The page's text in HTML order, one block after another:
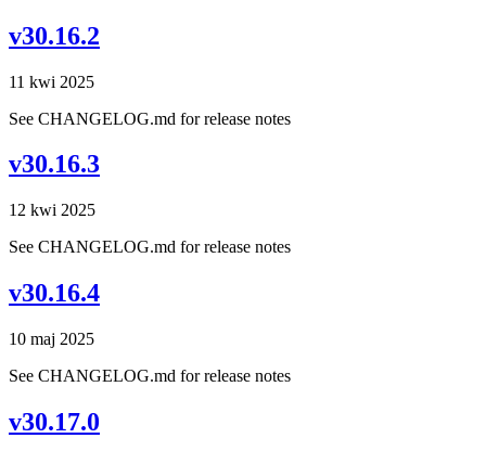
v30.16.2
11 kwi 2025
See CHANGELOG.md for release notes
v30.16.3
12 kwi 2025
See CHANGELOG.md for release notes
v30.16.4
10 maj 2025
See CHANGELOG.md for release notes
v30.17.0